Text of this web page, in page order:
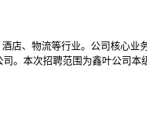
店、物流等行业。公司核心业
。本次招聘范围为鑫叶公司本